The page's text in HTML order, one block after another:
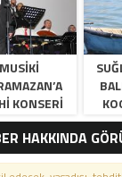
KONSERI
HAKKINDA